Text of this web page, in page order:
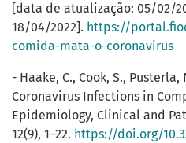
[data de atualização: 05/02/
18/04/2022]. https://
comida-mata-o-coronavirus
- Haake, C., Cook, S., Pusterla,
Coronavirus Infections in
Epidemiology, Clinical and
12(9), 1–22. https://doi.org/